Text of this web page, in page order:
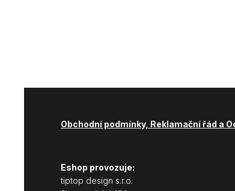
Obchodní podmínky, Reklamační řád a
Eshop provozuje:
tiptop design s.r.o.